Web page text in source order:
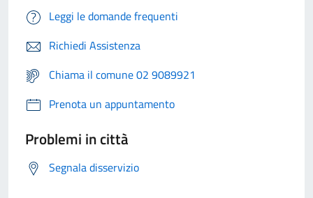
Leggi le domande frequenti
Richiedi Assistenza
Chiama il comune 02 9089921
Prenota un appuntamento
Problemi in città
Segnala disservizio